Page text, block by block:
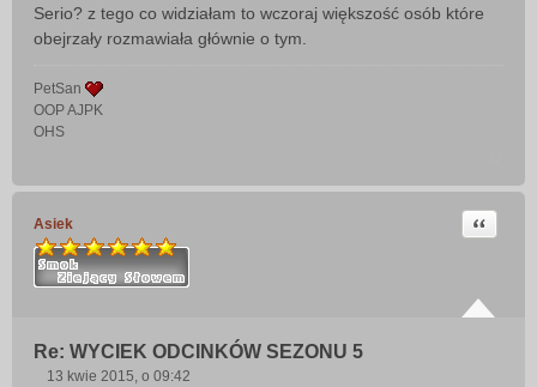
Serio? z tego co widziałam to wczoraj większość osób które
obejrzały rozmawiała głównie o tym.
PetSan
OOP AJPK
OHS
Asiek
Re: WYCIEK ODCINKÓW SEZONU 5
Cytuj
13 kwie 2015, o 09:42